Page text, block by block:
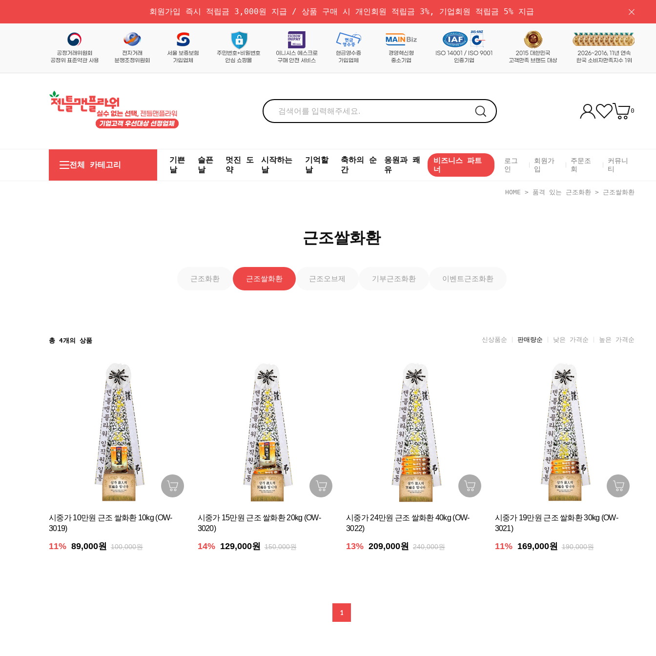
회원가입 즉시 적립금 3,000원 지급 / 상품 구매 시 개인회원 적립금 3%, 기업회원 적립금 5% 지급
0
전체 카테고리
기쁜
날
슬픈
날
멋진 도
약
시작하는
날
기억할
날
축하의 순
간
응원과 쾌
유
비즈니스 파트
너
로그
인
회원가
입
주문조
회
커뮤니
티
HOME > 품격 있는 근조화환 > 근조쌀화환
근조쌀화환
근조화환 근조쌀화환 근조오브제 기부근조화환 이벤트근조화환
총 4개의 상품 신상품순 판매량순 낮은 가격순 높은 가격순
시중가 10만원 근조 쌀화환 10kg (OW-
3019)
11% 89,000원 100,000원
시중가 15만원 근조 쌀화환 20kg (OW-
3020)
14% 129,000원 150,000원
시중가 24만원 근조 쌀화환 40kg (OW-
3022)
13% 209,000원 240,000원
시중가 19만원 근조 쌀화환 30kg (OW-
3021)
11% 169,000원 190,000원
1